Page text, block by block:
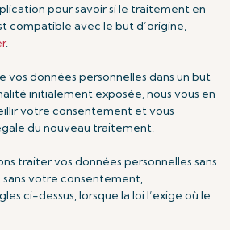
pour savoir si le traitement en
compatible avec le but d’origine,
.
vos données personnelles dans un but
initialement exposée, nous vous en
votre consentement et vous
du nouveau traitement.
traiter vos données personnelles sans
sans votre consentement,
ci-dessus, lorsque la loi l’exige où le